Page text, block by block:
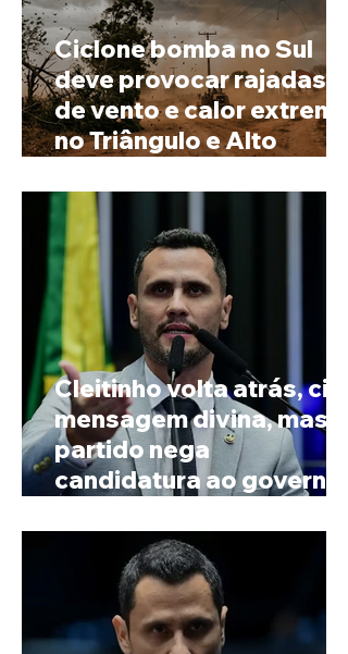
Ciclone bomba no Sul
deve provocar rajadas
de vento e calor extremo
no Triângulo e Alto
Cleitinho volta atrás, cita
mensagem divina, mas
partido nega
candidatura ao governo